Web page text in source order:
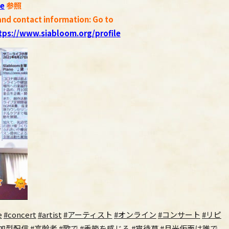
参照
contact information: Go to
www.siabloom.org/profile
#concert#artist#アーティスト #オンライン#コンサート #リピ